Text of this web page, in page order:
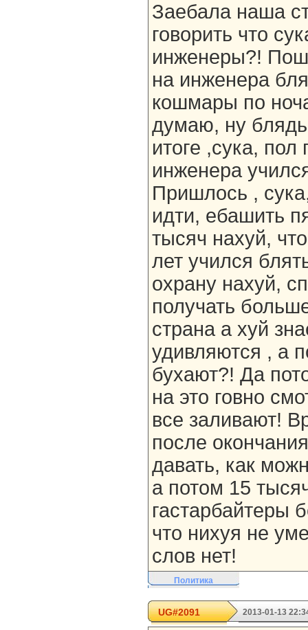
Заебала наша
говорить что
инженеры?!
на инженера
кошмары по
думаю, ну
итоге ,сука, пол
инженера
Пришлось ,
идти, ебашить
тысяч нахуй,
лет учился
охрану нахуй,
получать
страна а хуй
удивляются , а
бухают?! Да
на это говно
все заливают!
после
давать, как
а потом 15
гастарбайтеры
что нихуя не
слов нет!
Политика
UG#2091 2013-01-13